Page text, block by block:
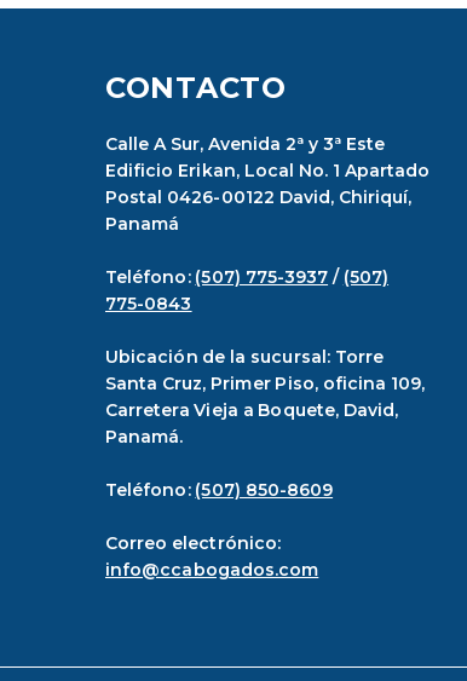
CONTACTO
Calle A Sur, Avenida 2ª y 3ª Este
Edificio Erikan, Local No. 1 Apartado
Postal 0426-00122 David, Chiriquí,
Panamá
Teléfono: (507) 775-3937 / (507)
775-0843
Ubicación de la sucursal: Torre
Santa Cruz, Primer Piso, oficina 109,
Carretera Vieja a Boquete, David,
Panamá.
Teléfono: (507) 850-8609
Correo electrónico:
info@ccabogados.com